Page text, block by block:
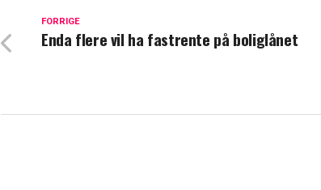
FORRIGE
Enda flere vil ha fastrente på boliglånet